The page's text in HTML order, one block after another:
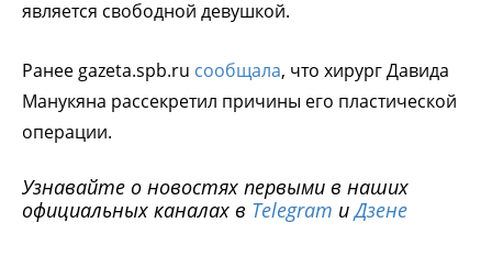
является свободной девушкой.
Ранее gazeta.spb.ru сообщала, что хирург Давида
Манукяна рассекретил причины его пластической
операции.
Узнавайте о новостях первыми в наших
официальных каналах в Telegram иДзене